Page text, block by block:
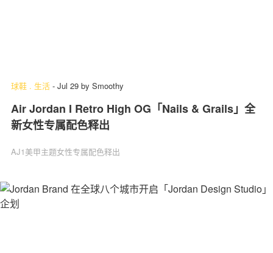
球鞋 . 生活 - Jul 29 by Smoothy
Air Jordan I Retro High OG「Nails & Grails」全
新女性专属配色释出
AJ1美甲主题女性专属配色释出